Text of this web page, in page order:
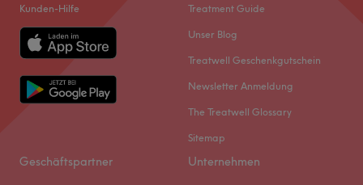
Kunden-Hilfe Treatment Guide
Unser Blog
Treatwell Geschenkgutschein
Newsletter Anmeldung
The Treatwell Glossary
Sitemap
Geschäftspartner Unternehmen